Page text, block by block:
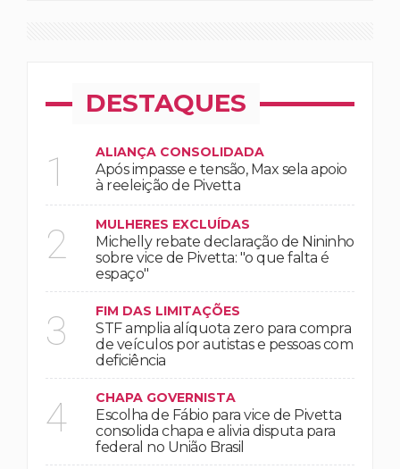
DESTAQUES
1 ALIANÇA CONSOLIDADA
Após impasse e tensão, Max sela apoio
à reeleição de Pivetta
2 MULHERES EXCLUÍDAS
Michelly rebate declaração de Nininho
sobre vice de Pivetta: "o que falta é
espaço"
3 FIM DAS LIMITAÇÕES
STF amplia alíquota zero para compra
de veículos por autistas e pessoas com
deficiência
4 CHAPA GOVERNISTA
Escolha de Fábio para vice de Pivetta
consolida chapa e alivia disputa para
federal no União Brasil